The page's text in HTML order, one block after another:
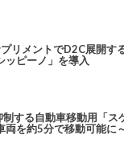
リメントでD2C展開す
ッピーノ」を導入
する自動車移動用「ス
両を約5分で移動可能に